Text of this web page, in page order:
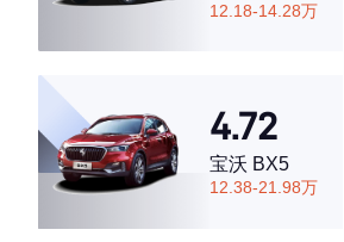
12.18-14.28万
4.72
宝沃 BX5
12.38-21.98万